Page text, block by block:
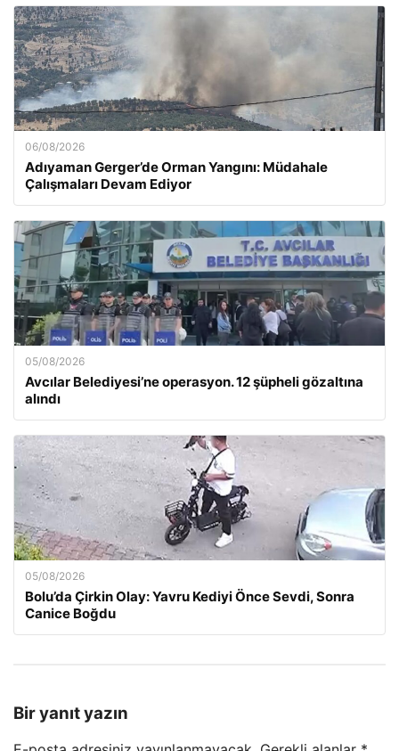
06/08/2026
Adıyaman Gerger’de Orman Yangını: Müdahale
Çalışmaları Devam Ediyor
05/08/2026
Avcılar Belediyesi’ne operasyon. 12 şüpheli gözaltına
alındı
05/08/2026
Bolu’da Çirkin Olay: Yavru Kediyi Önce Sevdi, Sonra
Canice Boğdu
Bir yanıt yazın